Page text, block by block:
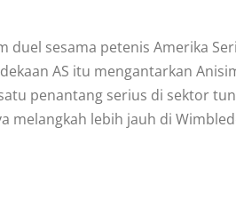
duel sesama petenis Amerika
AS itu mengantarkan
penantang serius di sektor
melangkah lebih jauh di